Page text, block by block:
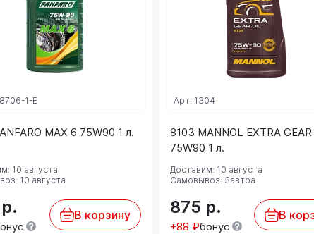
запчасти.
Рекомендовано для использования в
механических трансмиссиях легковых
автомобилей и высоконагруженных
(магистральные тягачи, автобусы и т.д.),
горнодобывающая, сельскохозяйственная) и
специальной техники европейских,
необходим уровень эксплуатационных свойств
Соблюдайте предписания производителя,
указанные в руководстве по эксплуатации.
MAX 6 75W90 1 л.
1-E
10 августа
10 августа
р. В корзину
8103 MANNOL EXTRA
75W90 1 л.
Арт: 1304
Доставим: 10 августа
Самовывоз: Завтра
875 р.
+88 ₽бонус
В